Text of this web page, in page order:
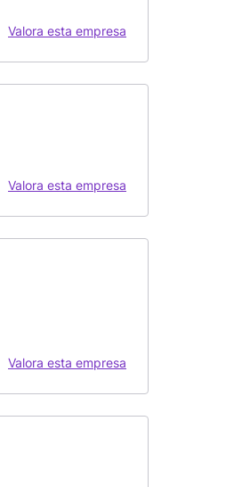
Valora esta empresa
Valora esta empresa
Valora esta empresa